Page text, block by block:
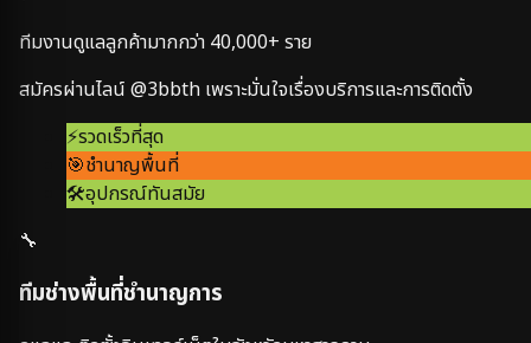
ทีมงานดูแลลูกค้ามากกว่า 40,000+ ราย
สมัครผ่านไลน์ @3bbth เพราะมั่นใจเรื่องบริการและการติดตั้ง
⚡รวดเร็วที่สุด
🎯ชำนาญพื้นที่
🛠️อุปกรณ์ทันสมัย
🔧
ทีมช่างพื้นที่ชำนาญการ